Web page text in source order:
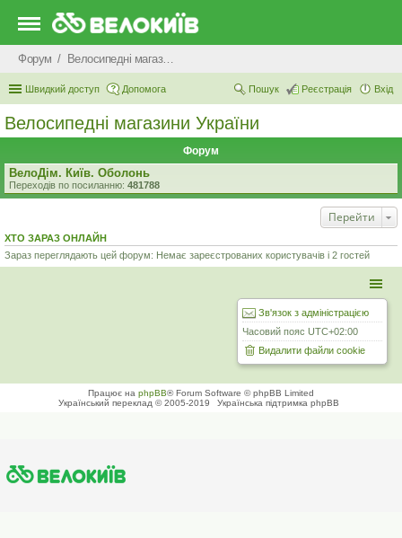
Форум Велосипедні магазини України
Швидкий доступ Допомога Вхід
Реєстрація
Пошук
Велосипедні магазини України
Форум
ВелоДім. Київ. Оболонь
Переходів по посиланню: 481788
Перейти
ХТО ЗАРАЗ ОНЛАЙН
Зараз переглядають цей форум: Немає зареєстрованих користувачів і 2 гостей
Зв'язок з адміністрацією
Часовий пояс UTC+02:00
Видалити файли cookie
Працює на phpBB® Forum Software © phpBB Limited
Український переклад © 2005-2019
Українська підтримка phpBB